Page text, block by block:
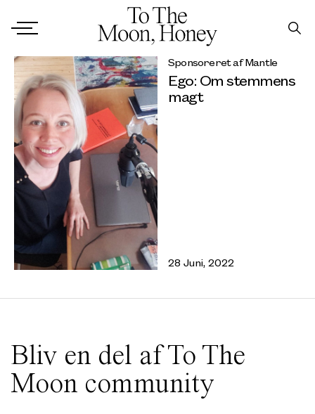
Sponsoreret af Mantle
Ego: Om stemmens
magt
28 Juni, 2022
Bliv en del af To The
Moon community